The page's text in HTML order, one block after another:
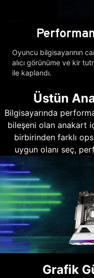
Oyuncu bilgisayarının
alıcı görünüme ve kir
ile kaplandı.
Üstün
Bilgisayarında
bileşeni olan anakart
birbirinden farklı
uygun olanı seç,
Grafik